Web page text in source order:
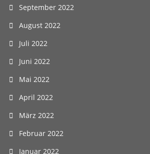
September 2022
August 2022
Juli 2022
Juni 2022
Mai 2022
April 2022
März 2022
Februar 2022
Januar 2022